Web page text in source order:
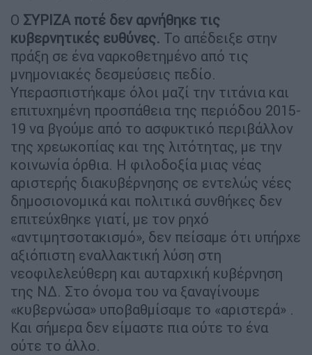
Ο ΣΥΡΙΖΑ ποτέ δεν αρνήθηκε τις
κυβερνητικές ευθύνες. Το απέδειξε στην
πράξη σε ένα ναρκοθετημένο από τις
μνημονιακές δεσμεύσεις πεδίο.
Υπερασπιστήκαμε όλοι μαζί την τιτάνια και
επιτυχημένη προσπάθεια της περιόδου 2015-
19 να βγούμε από το ασφυκτικό περιβάλλον
της χρεωκοπίας και της λιτότητας, με την
κοινωνία όρθια. Η φιλοδοξία μιας νέας
αριστερής διακυβέρνησης σε εντελώς νέες
δημοσιονομικά και πολιτικά συνθήκες δεν
επιτεύχθηκε γιατί, με τον ρηχό
«αντιμητσοτακισμό», δεν πείσαμε ότι υπήρχε
αξιόπιστη εναλλακτική λύση στη
νεοφιλελεύθερη και αυταρχική κυβέρνηση
της ΝΔ. Στο όνομα του να ξαναγίνουμε
«κυβερνώσα» υποβαθμίσαμε το «αριστερά» .
Και σήμερα δεν είμαστε πια ούτε το ένα
ούτε το άλλο.